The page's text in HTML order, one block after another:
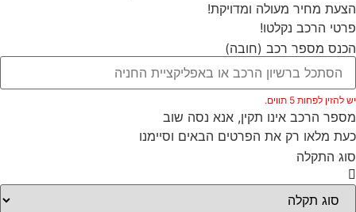
מחיר מעולה ומדויקת!
הרכב נקלטו!
מספר רכב (חובה)
לפחות 5 תווים.
הרכב אינו תקין, אנא נסה שוב
מלאו רק את הפרטים הבאים וסיימנו
התקלה